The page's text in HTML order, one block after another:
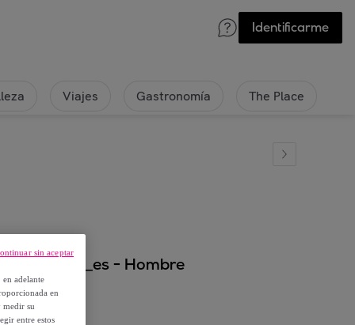
Identificarme
Viajes Gastronomía The Place
- Hombre
adelante
en
medir su
entre estos
sin aceptar